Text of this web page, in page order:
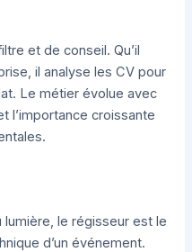
et de conseil. Qu’il
il analyse les CV pour
Le métier évolue avec
l’importance croissante
lumière, le régisseur est le
d’un événement.